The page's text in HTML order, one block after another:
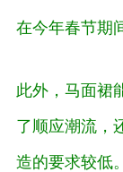
在今年春节期
此外，马面裙
了顺应潮流，
造的要求较低。